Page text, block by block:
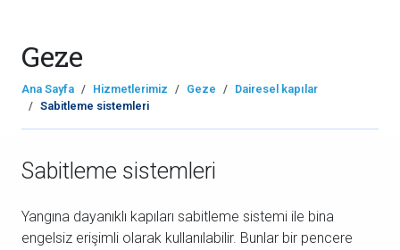
Geze
Ana Sayfa Hizmetlerimiz Geze
Dairesel kapılar
Sabitleme sistemleri
Sabitleme sistemleri
Yangına dayanıklı kapıları sabitleme sistemi ile bina
engelsiz erişimli olarak kullanılabilir. Bunlar bir pencere